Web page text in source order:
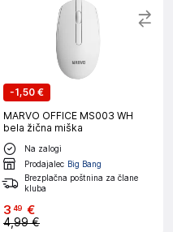
-1,50 €
MARVO OFFICE MS003 WH
bela žična miška
Na zalogi
Prodajalec Big Bang
Brezplačna poštnina za člane
kluba
3 49 €
4,99 €